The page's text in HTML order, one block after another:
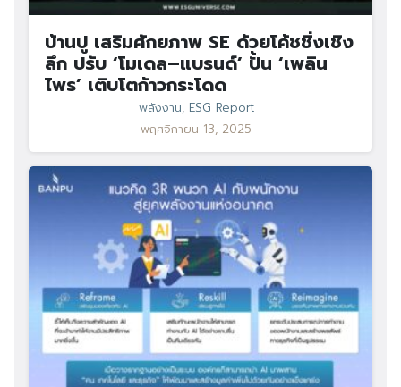
บ้านปู เสริมศักยภาพ SE ด้วยโค้ชชิ่งเชิง
ลึก ปรับ ‘โมเดล–แบรนด์’ ปั้น ‘เพลิน
ไพร’ เติบโตก้าวกระโดด
พลังงาน, ESG Report
พฤศจิกายน 13, 2025